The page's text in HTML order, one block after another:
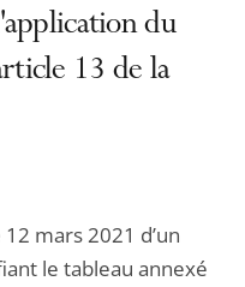
du
13 de la
12 mars 2021 d’un
le tableau annexé